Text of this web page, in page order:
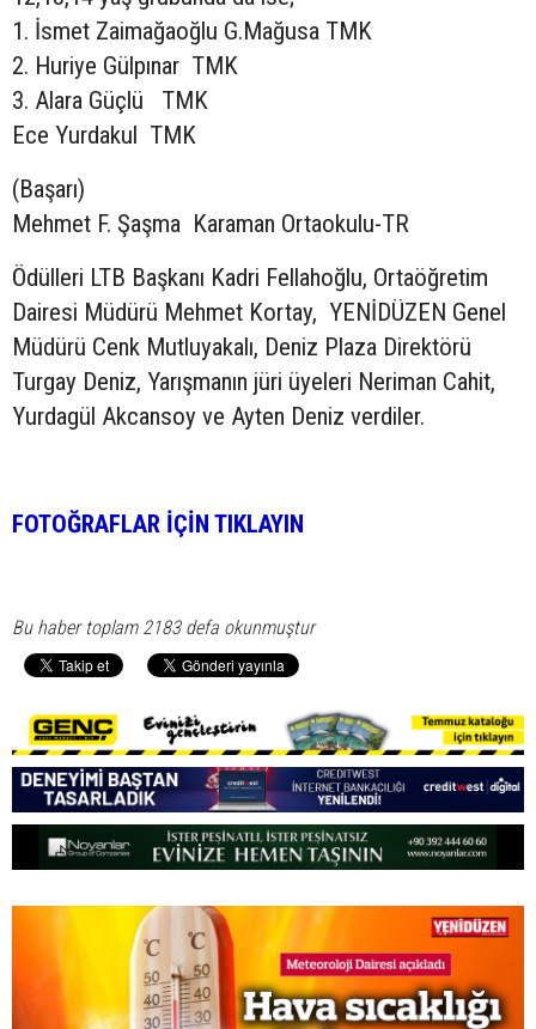
1. İsmet Zaimağaoğlu G.Mağusa TMK
2. Huriye Gülpınar TMK
3. Alara Güçlü TMK
Ece Yurdakul TMK
(Başarı)
Mehmet F. Şaşma Karaman Ortaokulu-TR
Ödülleri LTB Başkanı Kadri Fellahoğlu, Ortaöğretim
Dairesi Müdürü Mehmet Kortay, YENİDÜZEN Genel
Müdürü Cenk Mutluyakalı, Deniz Plaza Direktörü
Turgay Deniz, Yarışmanın jüri üyeleri Neriman Cahit,
Yurdagül Akcansoy ve Ayten Deniz verdiler.
FOTOĞRAFLAR İÇİN TIKLAYIN
Bu haber toplam 2183 defa okunmuştur